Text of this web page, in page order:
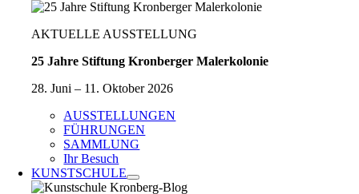
AKTUELLE AUSSTELLUNG
25 Jahre Stiftung Kronberger Malerkolonie
28. Juni – 11. Oktober 2026
AUSSTELLUNGEN
FÜHRUNGEN
SAMMLUNG
Ihr Besuch
KUNSTSCHULE